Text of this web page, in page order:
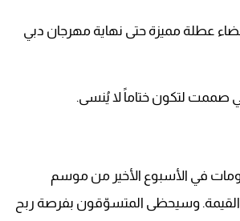
عطلة مميزة حتى نهاية مهرجان دبي
صممت لتكون ختاماً لا يُنسى.
في الأسبوع الأخير من موسم
القيمة. وسيحظى المتسوّقون بفرصة ربح